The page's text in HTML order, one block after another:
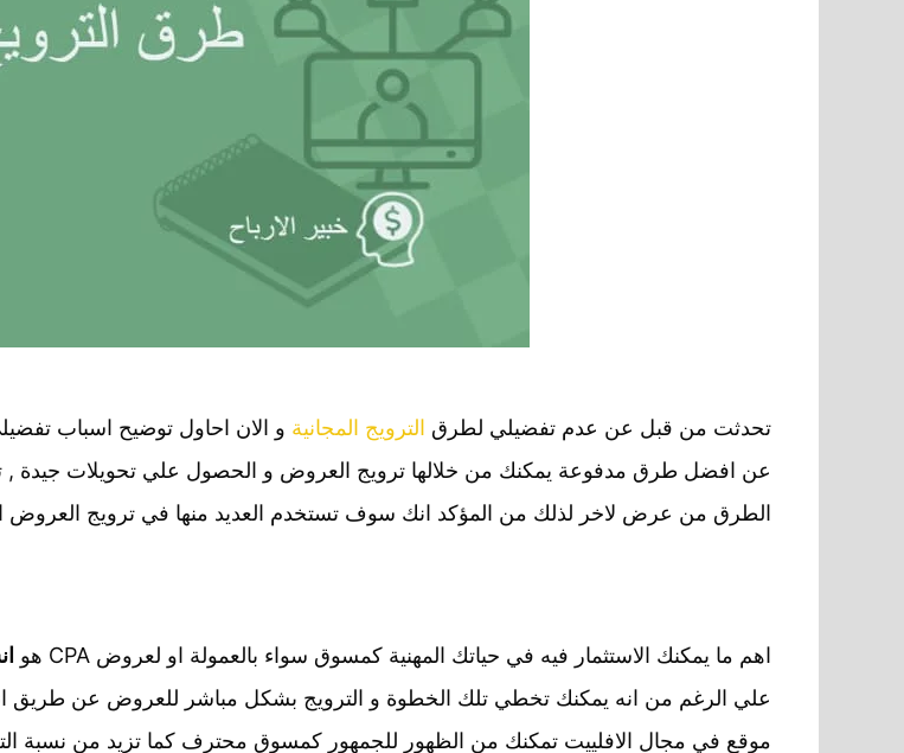
تحدثت من قبل عن عدم تفضيلي لطرق الترويج المجانية و الان احاول توضيح اسباب
عن افضل طرق مدفوعة يمكنك من خلالها ترويج العروض و الحصول علي تحويلات جيدة
الطرق من عرض لاخر لذلك من المؤكد انك سوف تستخدم العديد منها في ترويج العروض
اهم ما يمكنك الاستثمار فيه في حياتك المهنية كمسوق سواء بالعمولة او لعروض CPA هو
موقع في مجال الافلييت تمكنك من الظهور للجمهور كمسوق محترف كما تزيد من نسبة